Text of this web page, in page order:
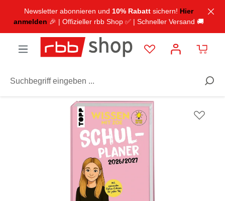
springen
Newsletter abonnieren und 10% Rabattsichern! Hier
anmelden 🎉 | Offizieller rbb Shop ✅ | Schneller Versand 🚚
TV & Radio Fritz